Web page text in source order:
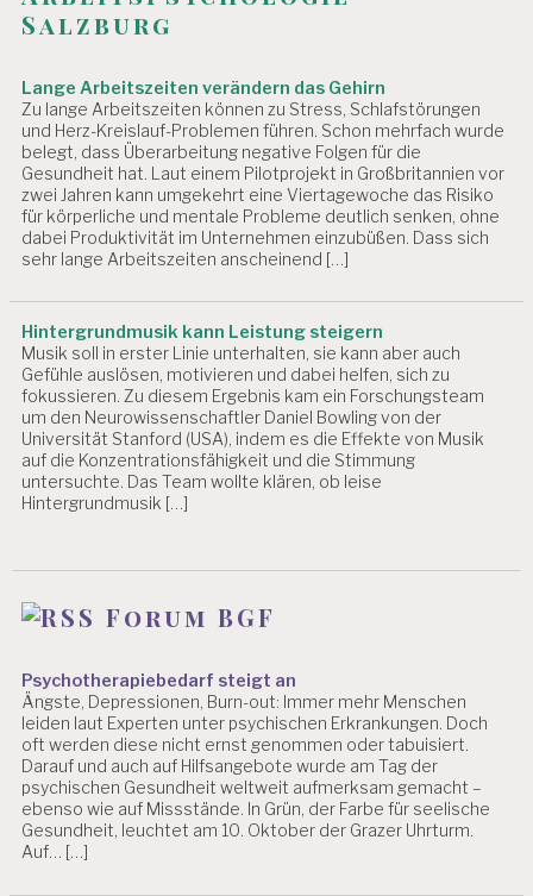
Salzburg
Lange Arbeitszeiten verändern das Gehirn
Zu lange Arbeitszeiten können zu Stress, Schlafstörungen
und Herz-Kreislauf-Problemen führen. Schon mehrfach wurde
belegt, dass Überarbeitung negative Folgen für die
Gesundheit hat. Laut einem Pilotprojekt in Großbritannien vor
zwei Jahren kann umgekehrt eine Viertagewoche das Risiko
für körperliche und mentale Probleme deutlich senken, ohne
dabei Produktivität im Unternehmen einzubüßen. Dass sich
sehr lange Arbeitszeiten anscheinend […]
Hintergrundmusik kann Leistung steigern
Musik soll in erster Linie unterhalten, sie kann aber auch
Gefühle auslösen, motivieren und dabei helfen, sich zu
fokussieren. Zu diesem Ergebnis kam ein Forschungsteam
um den Neurowissenschaftler Daniel Bowling von der
Universität Stanford (USA), indem es die Effekte von Musik
auf die Konzentrationsfähigkeit und die Stimmung
untersuchte. Das Team wollte klären, ob leise
Hintergrundmusik […]
Forum BGF
Psychotherapiebedarf steigt an
Ängste, Depressionen, Burn-out: Immer mehr Menschen
leiden laut Experten unter psychischen Erkrankungen. Doch
oft werden diese nicht ernst genommen oder tabuisiert.
Darauf und auch auf Hilfsangebote wurde am Tag der
psychischen Gesundheit weltweit aufmerksam gemacht –
ebenso wie auf Missstände. In Grün, der Farbe für seelische
Gesundheit, leuchtet am 10. Oktober der Grazer Uhrturm.
Auf… […]